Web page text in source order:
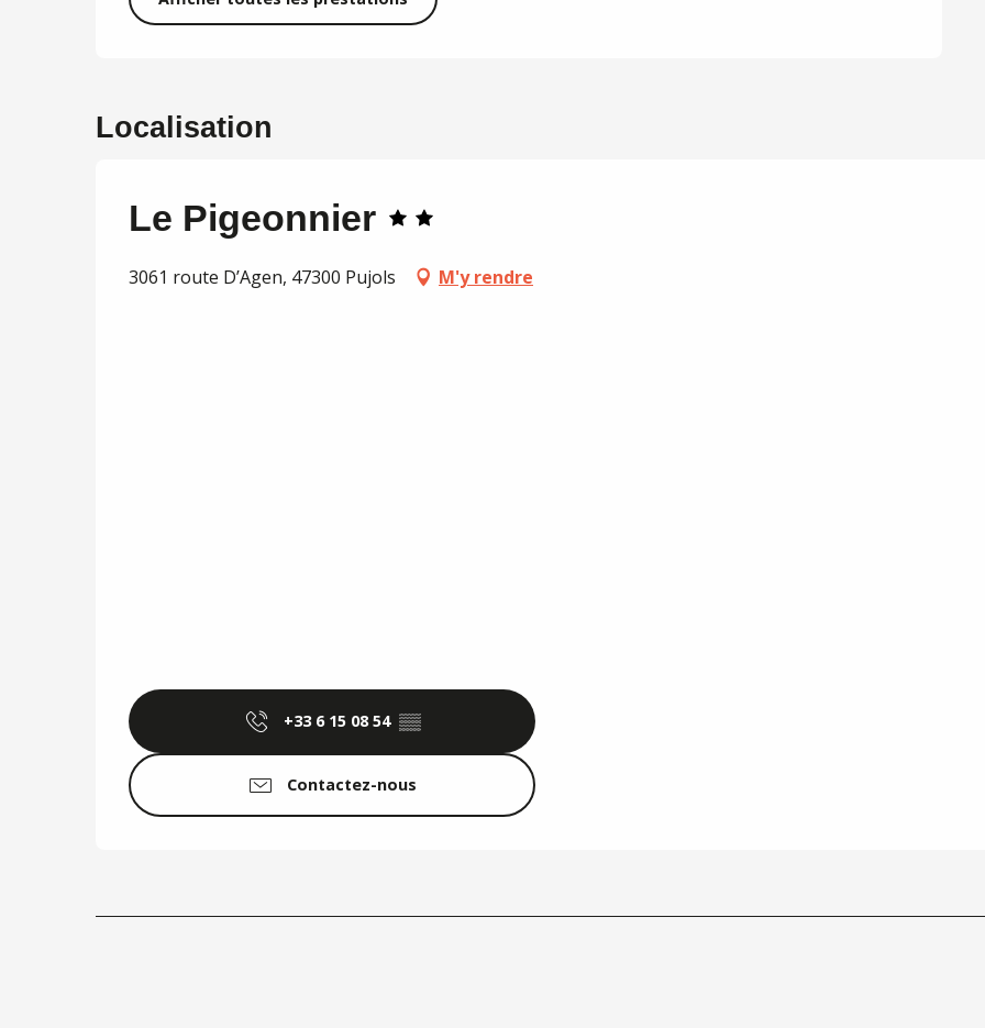
Localisation
Le Pigeonnier
3061 route D’Agen, 47300 Pujols M'y rendre
+33 6 15 08 54 ▒▒
Contactez-nous